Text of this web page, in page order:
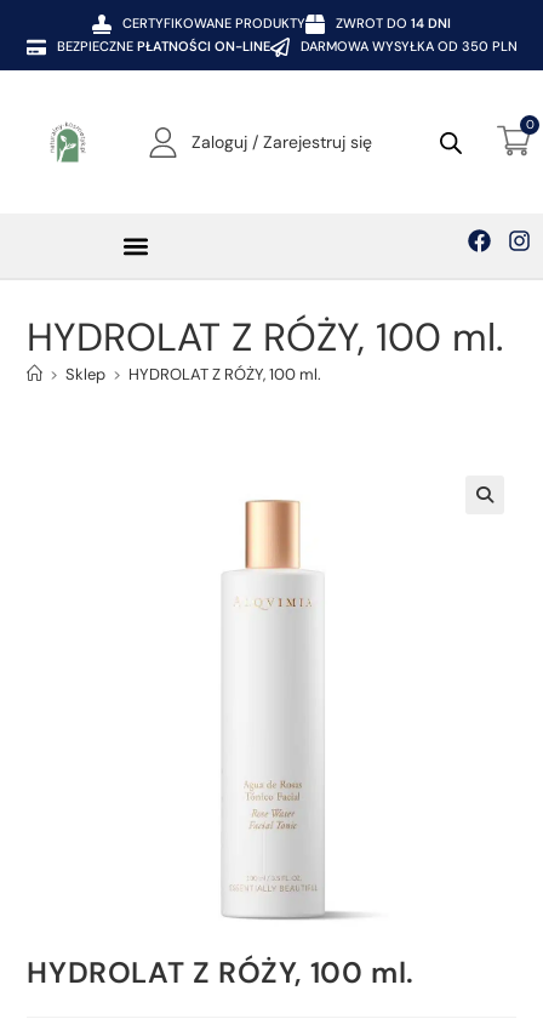
CERTYFIKOWANE PRODUKTY ZWROT DO 14 DNI
BEZPIECZNE PŁATNOŚCI ON-LINE DARMOWA WYSYŁKA OD 350 PLN
Zaloguj / Zarejestruj się
0
HYDROLAT Z RÓŻY, 100 ml.
> Sklep > HYDROLAT Z RÓŻY, 100 ml.
HYDROLAT Z RÓŻY, 100 ml.